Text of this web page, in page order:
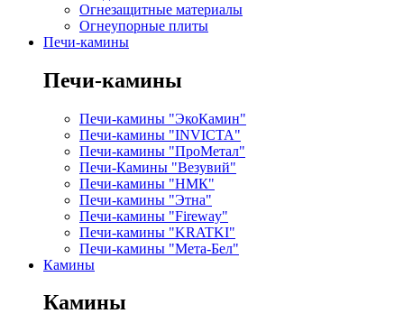
Огнезащитные материалы
Огнеупорные плиты
Печи-камины
Печи-камины
Печи-камины "ЭкоКамин"
Печи-камины "INVICTA"
Печи-камины "ПроМетал"
Печи-Камины "Везувий"
Печи-камины "НМК"
Печи-камины "Этна"
Печи-камины "Fireway"
Печи-камины "KRATKI"
Печи-камины "Мета-Бел"
Камины
Камины